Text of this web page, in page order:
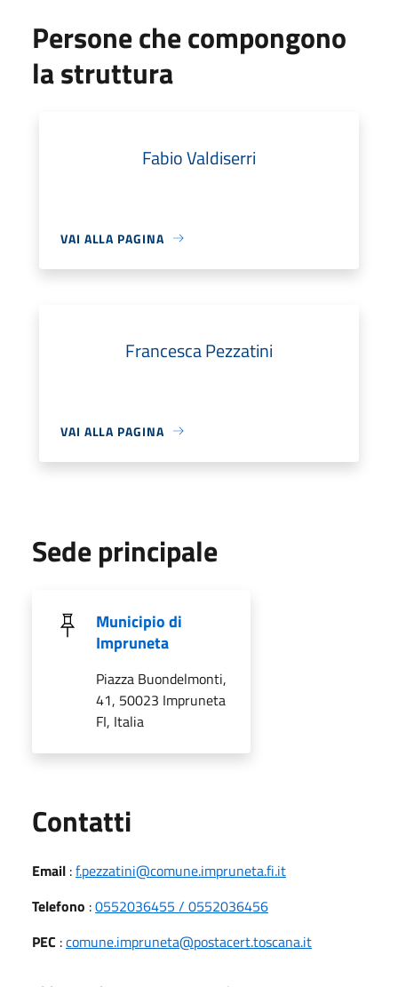
Persone che compongono
la struttura
Fabio Valdiserri
VAI ALLA PAGINA
Francesca Pezzatini
VAI ALLA PAGINA
Sede principale
Municipio di
Impruneta
Piazza Buondelmonti,
41, 50023 Impruneta
FI, Italia
Contatti
Email :f.pezzatini@comune.impruneta.fi.it
Telefono :0552036455 / 0552036456
PEC :comune.impruneta@postacert.toscana.it